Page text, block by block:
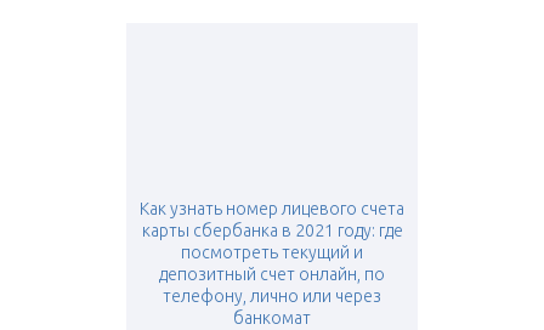
Как узнать номер лицевого счета
карты сбербанка в 2021 году: где
посмотреть текущий и
депозитный счет онлайн, по
телефону, лично или через
банкомат